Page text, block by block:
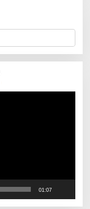
01:07